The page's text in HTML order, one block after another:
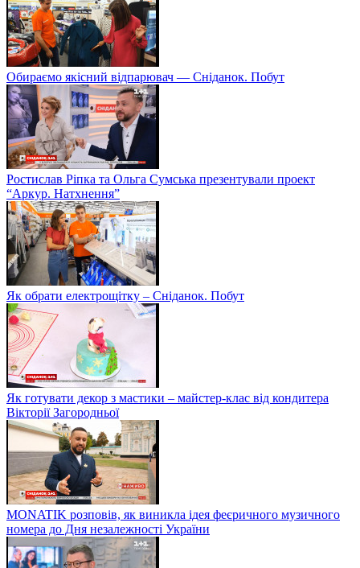
Новорічна вікторина від Ірини Гулей
Як зберегти українське медовиробництво
Обираємо якісний відпарювач — Сніданок. Побут
Ростислав Ріпка та Ольга Сумська презентували проект
“Аркур. Натхнення”
Як обрати електрощітку – Сніданок. Побут
Як готувати декор з мастики – майстер-клас від кондитера
Вікторії Загородньої